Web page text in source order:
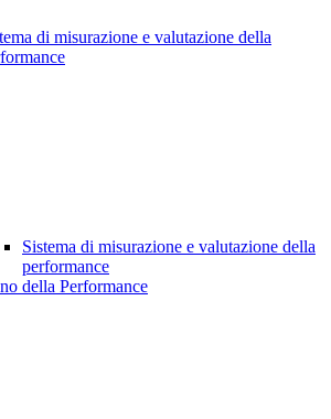
di misurazione e valutazione della
Sistema di misurazione e valutazione della
performance
della Performance